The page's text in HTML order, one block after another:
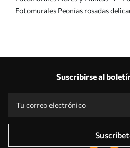
Fotomurales Peonías rosadas
Suscribirse al